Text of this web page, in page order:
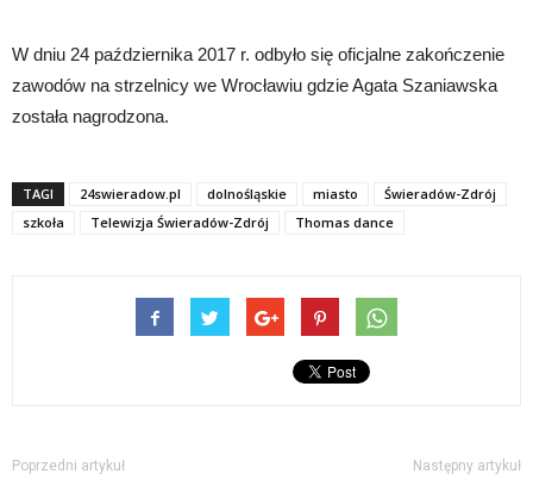
W dniu 24 października 2017 r. odbyło się oficjalne zakończenie
zawodów na strzelnicy we Wrocławiu gdzie Agata Szaniawska
została nagrodzona.
TAGI 24swieradow.pl dolnośląskie miasto
Świeradów-Zdrój
szkoła
Telewizja Świeradów-Zdrój Thomas dance
Poprzedni artykuł Następny artykuł